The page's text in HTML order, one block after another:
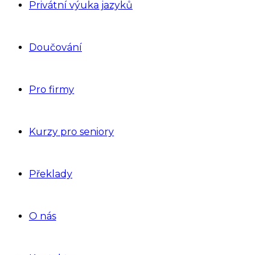
Privátní výuka jazyků
Doučování
Pro firmy
Kurzy pro seniory
Překlady
O nás